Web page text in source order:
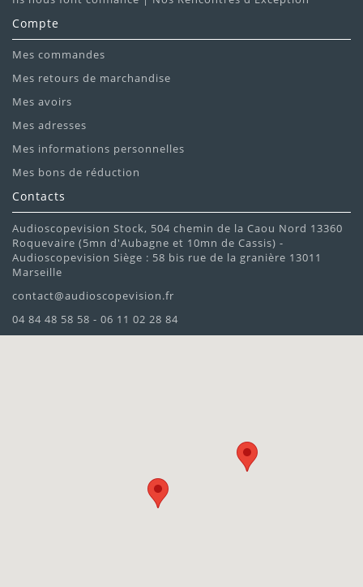
Compte
Mes commandes
Mes retours de marchandise
Mes avoirs
Mes adresses
Mes informations personnelles
Mes bons de réduction
Contacts
Audioscopevision Stock, 504 chemin de la Caou Nord 13360
Roquevaire (5mn d'Aubagne et 10mn de Cassis) -
Audioscopevision Siège : 58 bis rue de la granière 13011
Marseille
contact@audioscopevision.fr
04 84 48 58 58 - 06 11 02 28 84